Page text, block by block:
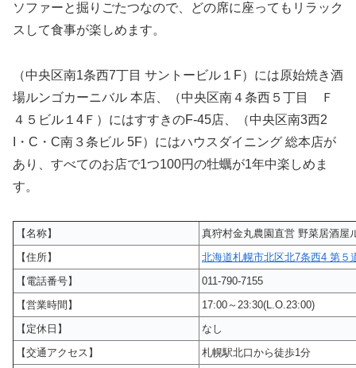
ソファーと掘りごたつなので、どの席に座ってもリラック
スして食事が楽しめます。
（中央区南1条西7丁目 サントービル１F）には原始焼き酒
場ルンゴカーニバル 本店、（中央区南４条西５丁目 Ｆ
４５ビル１4Ｆ）にはすすきのF‐45店、（中央区南3西2
I・C・C南３条ビル 5F）にはハウスダイニング 総本店が
あり、すべてのお店で1つ100円の牡蠣が1年中楽しめま
す。
【名称】
真狩村金丸農園直営 野菜居酒屋
【住所】
北海道札幌市北区北7条西4 第５
【電話番号】
011-790-7155
【営業時間】
17:00～23:30(L.O.23:00)
【定休日】
なし
【交通アクセス】
札幌駅北口から徒歩1分